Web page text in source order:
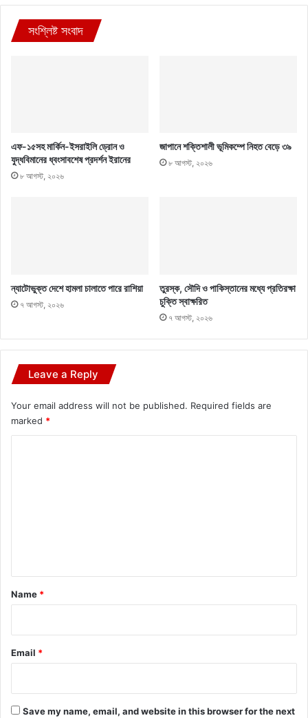
সংশ্লিষ্ট সংবাদ
এফ-১৫সহ মার্কিন-ইসরাইলি ড্রোন ও
যুদ্ধবিমানের ধ্বংসাবশেষ প্রদর্শন ইরানের
৮ আগস্ট, ২০২৬
জাপানে শক্তিশালী ভূমিকম্পে নিহত বেড়ে ৩৯
৮ আগস্ট, ২০২৬
ন্যাটোভুক্ত দেশে হামলা চালাতে পারে রাশিয়া
৭ আগস্ট, ২০২৬
তুরস্ক, সৌদি ও পাকিস্তানের মধ্যে প্রতিরক্ষা
চুক্তি স্বাক্ষরিত
৭ আগস্ট, ২০২৬
Leave a Reply
Your email address will not be published. Required fields are
marked *
*
Name *
Email *
Save my name, email, and website in this browser for the next